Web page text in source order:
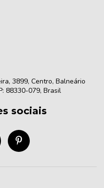
3899, Centro, Balneário
88330-079, Brasil
sociais